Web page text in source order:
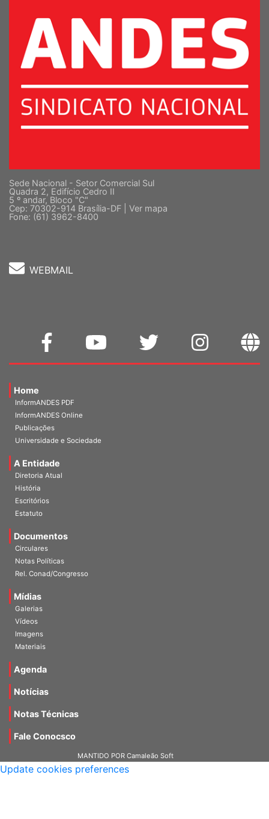
Sede Nacional - Setor Comercial Sul
Quadra 2, Edifício Cedro II
5 º andar, Bloco "C"
Cep: 70302-914 Brasília-DF | Ver mapa
Fone: (61) 3962-8400
WEBMAIL
Home
InformANDES PDF
InformANDES Online
Publicações
Universidade e Sociedade
A Entidade
Diretoria Atual
História
Escritórios
Estatuto
Documentos
Circulares
Notas Políticas
Rel. Conad/Congresso
Mídias
Galerias
Vídeos
Imagens
Materiais
Agenda
Notícias
Notas Técnicas
Fale Conocsco
MANTIDO POR Camaleão Soft
Update cookies preferences